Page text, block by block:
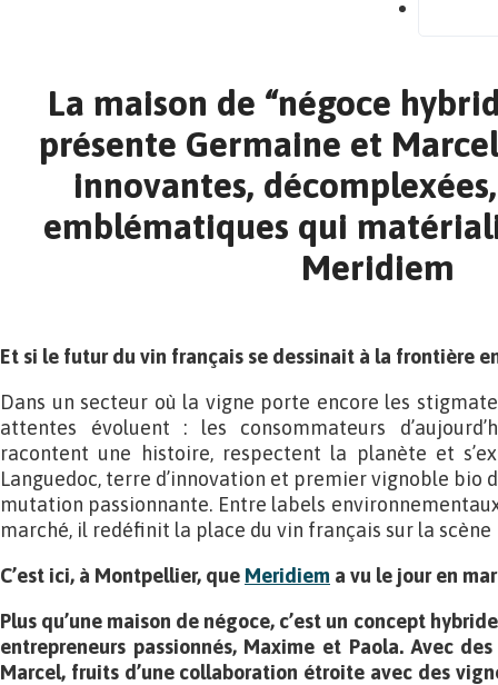
La maison de “négoce
présente Germaine et
innovantes,
emblématiques qui
Meridiem
Et si le futur du vin français se dessinait à la frontière
Dans un secteur où la vigne porte encore les
attentes évoluent : les consommateurs
racontent une histoire, respectent la planète et
Languedoc, terre d’innovation et premier vignoble bio
mutation passionnante. Entre labels
marché, il redéfinit la place du vin français sur la
C’est ici, à Montpellier, que Meridiem a vu le jour en
Plus qu’une maison de négoce, c’est un concept
entrepreneurs passionnés, Maxime et Paola. Avec
Marcel, fruits d’une collaboration étroite avec des